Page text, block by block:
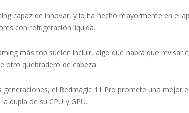
capaz de innovar, y lo ha hecho mayormente en el
con refrigeración líquida.
más top suelen incluir, algo que habrá que revisar
otro quebradero de cabeza.
el Redmagic 11 Pro promete una mejor
dupla de su CPU y GPU.